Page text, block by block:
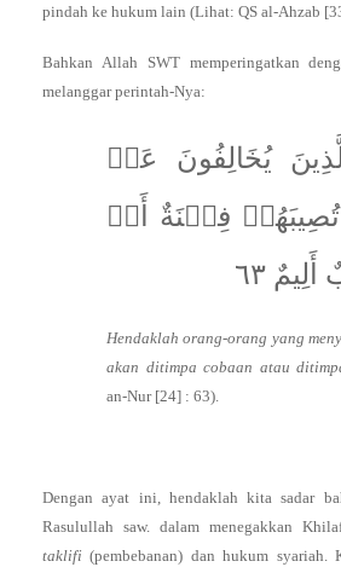
pindah ke hukum lain (Lihat: QS al-Ahzab
Bahkan Allah SWT memperingatkan
melanggar perintah-Nya:
يُخَالِفُونَ عَنۡ
فِتۡنَةٌ أَوۡ
٦٣
Hendaklah orang-orang yang
akan ditimpa cobaan atau
an-Nur [24] : 63).
Dengan ayat ini, hendaklah kita sadar
Rasulullah saw. dalam menegakkan
taklifi (pembebanan) dan hukum